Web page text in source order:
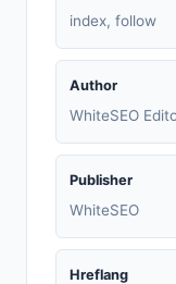
index, follow
Author
WhiteSEO
Publisher
WhiteSEO
Hreflang